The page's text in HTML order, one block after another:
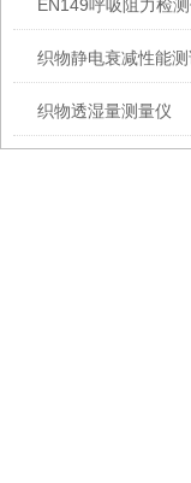
EN149呼吸阻力检
织物静电衰减性能
织物透湿量测量仪